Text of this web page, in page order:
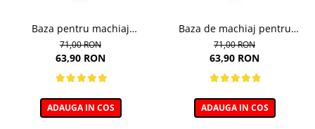
Baza pentru machiaj
Corectoare - 30ml
71,00 RON
63,90 RON
ADAUGA IN COS
Baza de machiaj pentru
Netezire - 30ml
71,00 RON
63,90 RON
ADAUGA IN COS